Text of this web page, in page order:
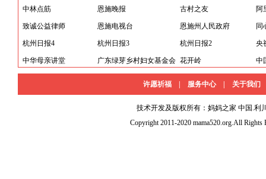
妈妈之家文化活动中心是一个线下活动
场所，以“妈妈”“家”为核心，连接小
孩，家庭，社区，社会；传递信任，爱
和温暖。一是为妈妈们提供与家庭，教
育，情感，传统文化，生活技能等方面
的学习和培训；二是组织妈妈们参加一
些活动，在活动中可以增加感情，家庭
的思念，也是我对您尽
中林点筋 恩施晚报 古村之友 阿
致诚公益律师 恩施电视台 恩施州人民政府 同
杭州日报4 杭州日报3 杭州日报2 央
中华母亲讲堂 广东绿芽乡村妇女基金会 花开岭 中
许愿祈福| 服务中心| 关于我们
技术开发及版权所有：妈妈之家 中国.利
Copyright 2011-2020 mama520.org.All Rights